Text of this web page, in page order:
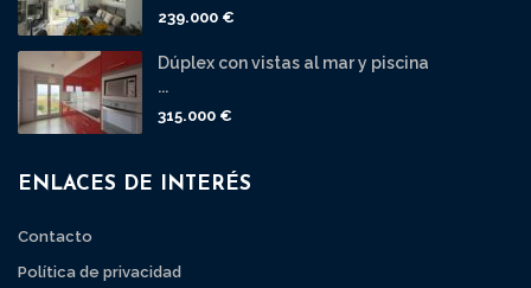
239.000 €
Dúplex con vistas al mar y piscina
...
315.000 €
ENLACES DE INTERÉS
Contacto
Política de privacidad